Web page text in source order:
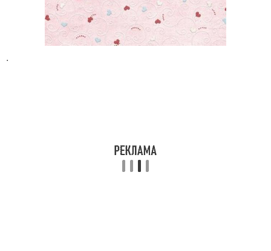
.